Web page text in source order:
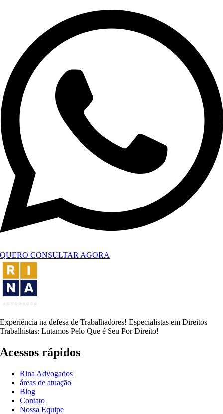
QUERO CONSULTAR AGORA
Experiência na defesa de Trabalhadores! Especialistas em Direitos
Trabalhistas: Lutamos Pelo Que é Seu Por Direito!
Acessos rápidos
Rina Advogados
áreas de atuação
Blog
Contato
Nossa Equipe